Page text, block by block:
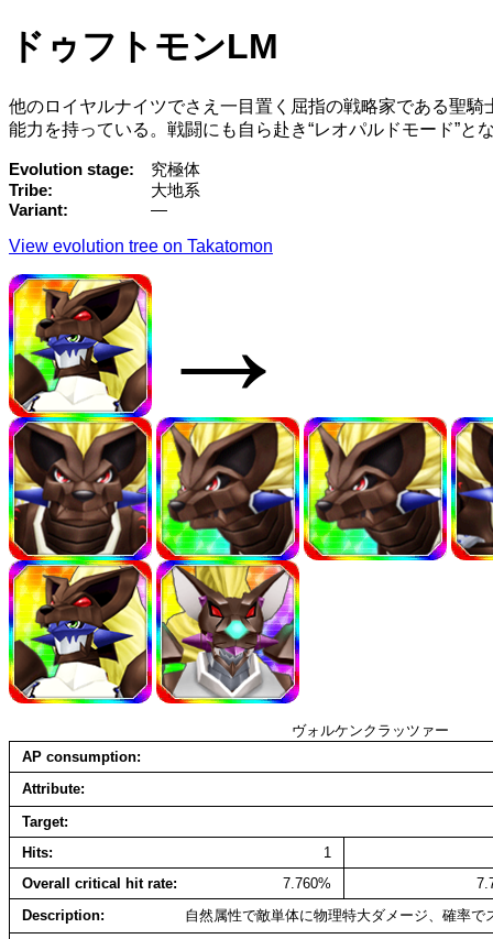
ドゥフトモンLM
他のロイヤルナイツでさえ一目置く屈指の戦略家である聖
能力を持っている。戦闘にも自ら赴き“レオパルドモード”と
Evolution stage
究極体
Tribe
大地系
Variant
—
View evolution tree on Takatomon
→
ヴォルケンクラッツァー
AP consumption
Attribute
Target
Hits
1
Overall critical hit rate
7.760%
Description
自然属性で敵単体に物理特大ダメージ、確率で